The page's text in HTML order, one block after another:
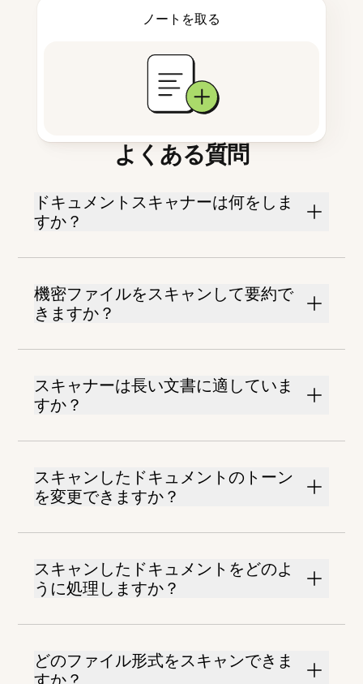
ノートを取る
よくある質問
ドキュメントスキャナーは何をしま
すか？
機密ファイルをスキャンして要約で
きますか？
スキャナーは長い文書に適していま
すか？
スキャンしたドキュメントのトーン
を変更できますか？
スキャンしたドキュメントをどのよ
うに処理しますか？
どのファイル形式をスキャンできま
すか？